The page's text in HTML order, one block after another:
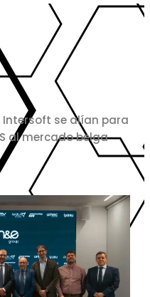
Intersoft se alían para
al mercado belga